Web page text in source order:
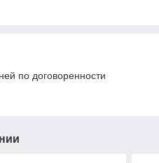
по договоренности